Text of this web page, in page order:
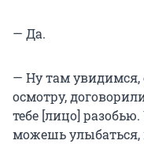
— Да.
— Ну там увидимся,
осмотру,
тебе [лицо]
можешь улыбаться,